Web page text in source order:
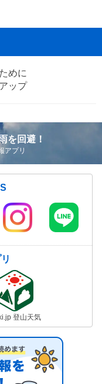
めに
ップ
を回避！
アプリ
登山天気